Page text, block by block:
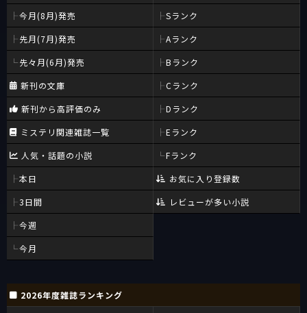
今月(8月)発売
先月(7月)発売
先々月(6月)発売
新刊の文庫
新刊から高評価のみ
ミステリ関連雑誌一覧
人気・話題の小説
本日
3日間
今週
今月
Sランク
Aランク
Bランク
Cランク
Dランク
Eランク
Fランク
お気に入り登録数
レビューが多い小説
2026年度雑誌ランキング